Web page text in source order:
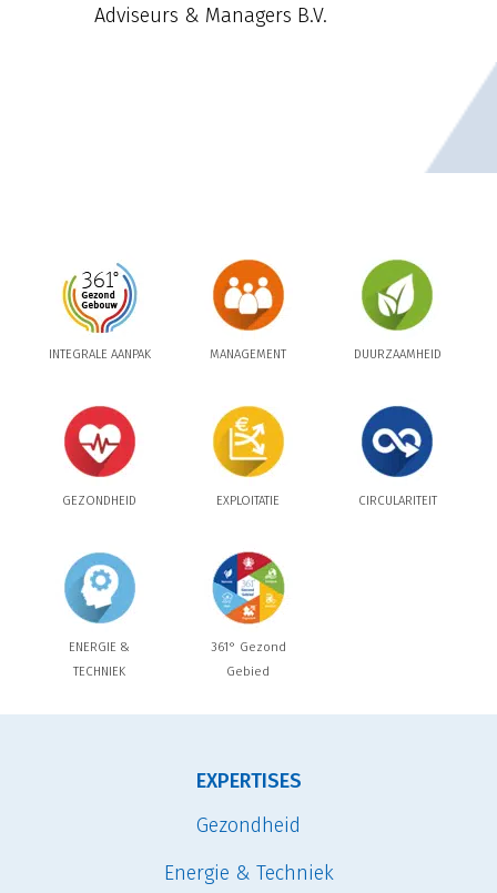
Adviseurs & Managers B.V.
INTEGRALE AANPAK MANAGEMENT DUURZAAMHEID
GEZONDHEID EXPLOITATIE CIRCULARITEIT
ENERGIE &
TECHNIEK
361° Gezond
Gebied
EXPERTISES
Gezondheid
Energie & Techniek